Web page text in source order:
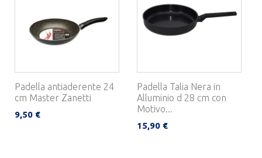
Padella antiaderente 24
cm Master Zanetti
9,50 €
Padella Talia Nera in
Alluminio d 28 cm con
Motivo...
15,90 €